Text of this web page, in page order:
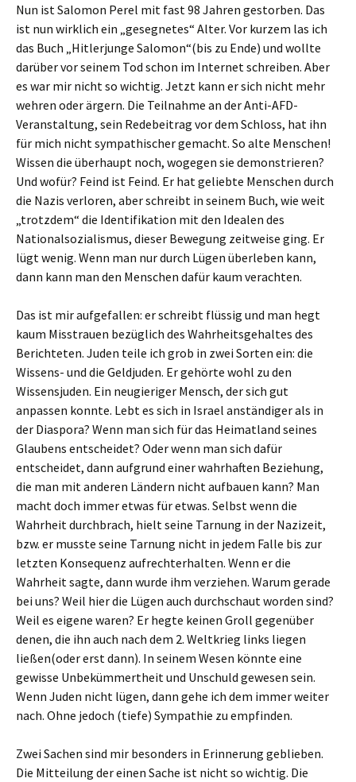
Nun ist Salomon Perel mit fast 98 Jahren gestorben. Das
ist nun wirklich ein „gesegnetes“ Alter. Vor kurzem las ich
das Buch „Hitlerjunge Salomon“(bis zu Ende) und wollte
darüber vor seinem Tod schon im Internet schreiben. Aber
es war mir nicht so wichtig. Jetzt kann er sich nicht mehr
wehren oder ärgern. Die Teilnahme an der Anti-AFD-
Veranstaltung, sein Redebeitrag vor dem Schloss, hat ihn
für mich nicht sympathischer gemacht. So alte Menschen!
Wissen die überhaupt noch, wogegen sie demonstrieren?
Und wofür? Feind ist Feind. Er hat geliebte Menschen durch
die Nazis verloren, aber schreibt in seinem Buch, wie weit
„trotzdem“ die Identifikation mit den Idealen des
Nationalsozialismus, dieser Bewegung zeitweise ging. Er
lügt wenig. Wenn man nur durch Lügen überleben kann,
dann kann man den Menschen dafür kaum verachten.
Das ist mir aufgefallen: er schreibt flüssig und man hegt
kaum Misstrauen bezüglich des Wahrheitsgehaltes des
Berichteten. Juden teile ich grob in zwei Sorten ein: die
Wissens- und die Geldjuden. Er gehörte wohl zu den
Wissensjuden. Ein neugieriger Mensch, der sich gut
anpassen konnte. Lebt es sich in Israel anständiger als in
der Diaspora? Wenn man sich für das Heimatland seines
Glaubens entscheidet? Oder wenn man sich dafür
entscheidet, dann aufgrund einer wahrhaften Beziehung,
die man mit anderen Ländern nicht aufbauen kann? Man
macht doch immer etwas für etwas. Selbst wenn die
Wahrheit durchbrach, hielt seine Tarnung in der Nazizeit,
bzw. er musste seine Tarnung nicht in jedem Falle bis zur
letzten Konsequenz aufrechterhalten. Wenn er die
Wahrheit sagte, dann wurde ihm verziehen. Warum gerade
bei uns? Weil hier die Lügen auch durchschaut worden sind?
Weil es eigene waren? Er hegte keinen Groll gegenüber
denen, die ihn auch nach dem 2. Weltkrieg links liegen
ließen(oder erst dann). In seinem Wesen könnte eine
gewisse Unbekümmertheit und Unschuld gewesen sein.
Wenn Juden nicht lügen, dann gehe ich dem immer weiter
nach. Ohne jedoch (tiefe) Sympathie zu empfinden.
Zwei Sachen sind mir besonders in Erinnerung geblieben.
Die Mitteilung der einen Sache ist nicht so wichtig. Die